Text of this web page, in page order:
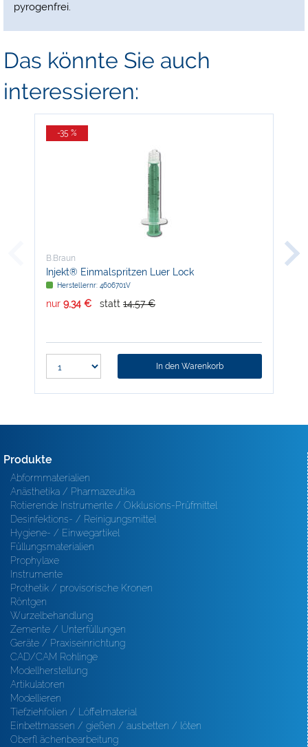
pyrogenfrei.
Das könnte Sie auch
interessieren:
-35 %
B.Braun
Injekt® Einmalspritzen Luer Lock
Herstellernr: 4606701V
nur 9,34 € statt 14,57 €
In den Warenkorb
Produkte
Abformmaterialien
Anästhetika / Pharmazeutika
Rotierende Instrumente / Okklusions-Prüfmittel
Desinfektions- / Reinigungsmittel
Hygiene- / Einwegartikel
Füllungsmaterialien
Prophylaxe
Instrumente
Prothetik / provisorische Kronen
Röntgen
Wurzelbehandlung
Zemente / Unterfüllungen
Geräte / Praxiseinrichtung
CAD/CAM Rohlinge
Modellherstellung
Artikulatoren
Modellieren
Tiefziehfolien / Löffelmaterial
Einbettmassen / gießen / ausbetten / löten
Oberfl ächenbearbeitung